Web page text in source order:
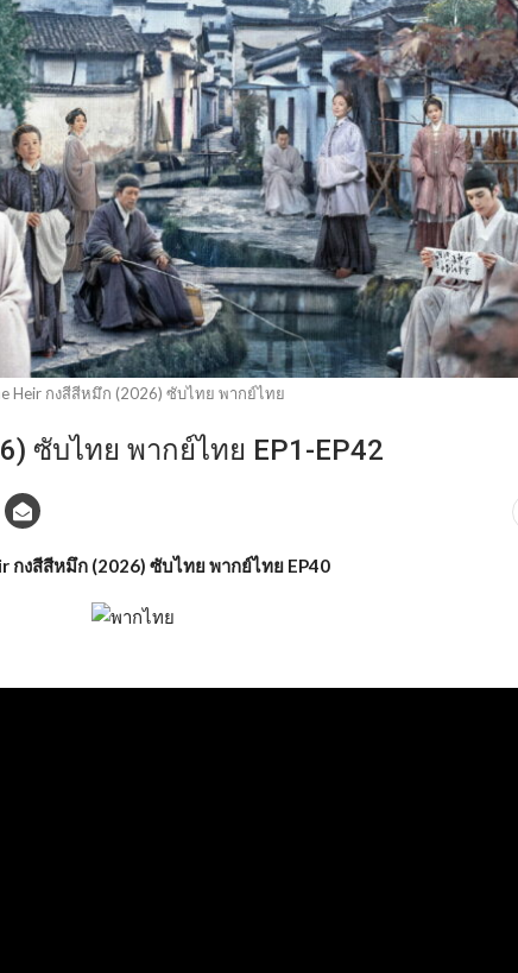
Heir กงสีสีหมึก (2026) ซับไทย พากย์ไทย
ซับไทย พากย์ไทย EP1-EP42
กงสีสีหมึก (2026) ซับไทย พากย์ไทย EP40